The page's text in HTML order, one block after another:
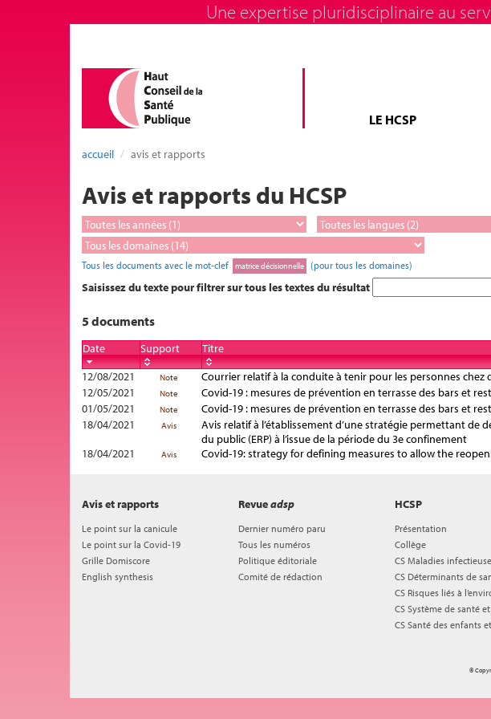
Une expertise pluridisciplinaire au
LE HCSP
accueil avis et rapports
Avis et rapports du HCSP
Tous les documents avec le mot-clef matrice décisionnelle (pour tous les domaines)
Saisissez du texte pour filtrer sur tous les textes du résultat
5 documents
Date Support
Titre
12/08/2021
Note
Courrier relatif à la conduite à tenir pour les personnes
12/05/2021
Note
Covid-19 : mesures de prévention en terrasse des bars et
01/05/2021
Note
Covid-19 : mesures de prévention en terrasse des bars et
18/04/2021
Avis
Avis relatif à l’établissement d’une stratégie permettant
du public (ERP) à l’issue de la période du 3e confinement
18/04/2021
Avis Covid-19: strategy for defining measures to allow the
HCSP
Présentation
Collège
CS Maladies
CS Déterminants de
CS Risques liés à
CS Système de santé
CS Santé des enfants
Avis et rapports
Le point sur la canicule
Le point sur la Covid-19
Grille Domiscore
English synthesis
Revueadsp
Dernier numéro paru
Tous les numéros
Politique éditoriale
Comité de rédaction
©